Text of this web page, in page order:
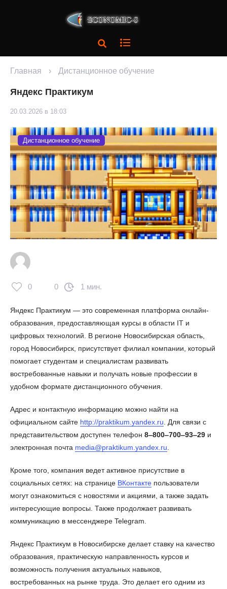
Главная › Дистанционное обучение
Яндекс Практикум
20.03.2026 в 18:03
Дистанционное обучение
0 0 1 мин.
Яндекс Практикум — это современная платформа онлайн-
образования, предоставляющая курсы в области IT и
цифровых технологий. В регионе Новосибирская область,
город Новосибирск, присутствует филиал компании, который
помогает студентам и специалистам развивать
востребованные навыки и получать новые профессии в
удобном формате дистанционного обучения.
Адрес и контактную информацию можно найти на
официальном сайте http://praktikum.yandex.ru . Для связи с
представительством доступен телефон 8‒800‒700‒93‒29 и
электронная почта media@praktikum.yandex.ru
Кроме того, компания ведет активное присутствие в
социальных сетях: на странице ВКонтакте пользователи
могут ознакомиться с новостями и акциями, а также задать
интересующие вопросы. Также продолжает развивать
коммуникацию в мессенджере Telegram.
Яндекс Практикум в Новосибирске делает ставку на качество
образования, практическую направленность курсов и
возможность получения актуальных навыков,
востребованных на рынке труда. Это делает его одним из